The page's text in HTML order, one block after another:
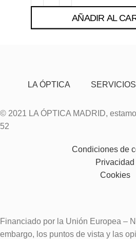
AÑADIR AL
LA ÓPTICA SERVICIOS
© 2021 LA ÓPTICA MADRID,
52
Condiciones de
Privacidad
Cookies
Financiado por la Unión Europea –
embargo, los puntos de vista y las